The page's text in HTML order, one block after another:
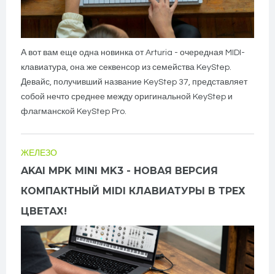
А вот вам еще одна новинка от Arturia - очередная MIDI-
клавиатура, она же секвенсор из семейства KeyStep.
Девайс, получивший название KeyStep 37, представляет
собой нечто среднее между оригинальной KeyStep и
флагманской KeyStep Pro.
ЖЕЛЕЗО
AKAI MPK MINI MK3 - НОВАЯ ВЕРСИЯ
КОМПАКТНЫЙ MIDI КЛАВИАТУРЫ В ТРЕХ
ЦВЕТАХ!